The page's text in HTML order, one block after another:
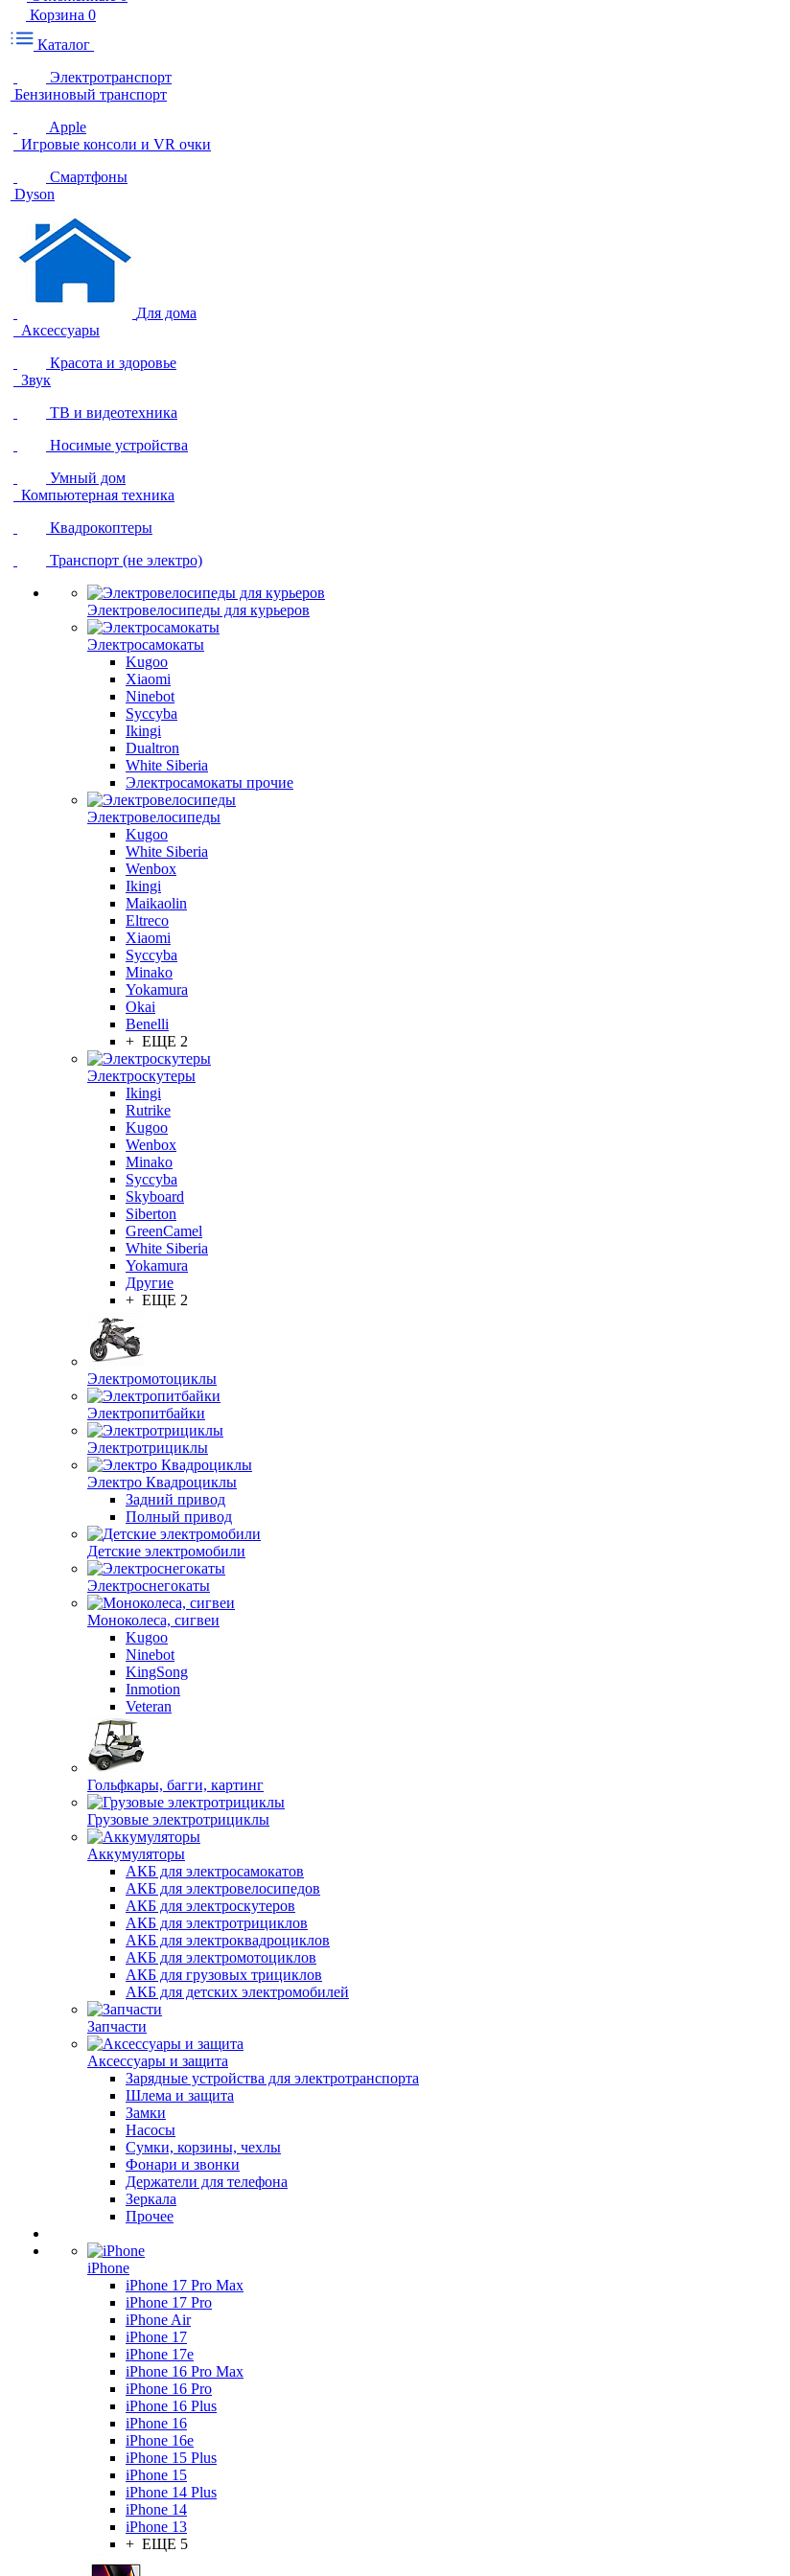
Корзина 0
Каталог
Электротранспорт
Бензиновый транспорт
Apple
Игровые консоли и VR очки
Смартфоны
Dyson
Для дома
Аксессуары
Красота и здоровье
Звук
ТВ и видеотехника
Носимые устройства
Умный дом
Компьютерная техника
Квадрокоптеры
Транспорт (не электро)
Электровелосипеды для курьеров
Электросамокаты
Kugoo
Xiaomi
Ninebot
Syccyba
Ikingi
Dualtron
White Siberia
Электросамокаты прочие
Электровелосипеды
Kugoo
White Siberia
Wenbox
Ikingi
Maikaolin
Eltreco
Xiaomi
Syccyba
Minako
Yokamura
Okai
Benelli
+ ЕЩЕ 2
Электроскутеры
Ikingi
Rutrike
Kugoo
Wenbox
Minako
Syccyba
Skyboard
Siberton
GreenCamel
White Siberia
Yokamura
Другие
+ ЕЩЕ 2
Электромотоциклы
Электропитбайки
Электротрициклы
Электро Квадроциклы
Задний привод
Полный привод
Детские электромобили
Электроснегокаты
Моноколеса, сигвеи
Kugoo
Ninebot
KingSong
Inmotion
Veteran
Гольфкары, багги, картинг
Грузовые электротрициклы
Аккумуляторы
АКБ для электросамокатов
АКБ для электровелосипедов
АКБ для электроскутеров
АКБ для электротрициклов
АКБ для электроквадроциклов
АКБ для электромотоциклов
АКБ для грузовых трициклов
АКБ для детских электромобилей
Запчасти
Аксессуары и защита
Зарядные устройства для электротранспорта
Шлема и защита
Замки
Насосы
Сумки, корзины, чехлы
Фонари и звонки
Держатели для телефона
Зеркала
Прочее
iPhone
iPhone 17 Pro Max
iPhone 17 Pro
iPhone Air
iPhone 17
iPhone 17e
iPhone 16 Pro Max
iPhone 16 Pro
iPhone 16 Plus
iPhone 16
iPhone 16e
iPhone 15 Plus
iPhone 15
iPhone 14 Plus
iPhone 14
iPhone 13
+ ЕЩЕ 5